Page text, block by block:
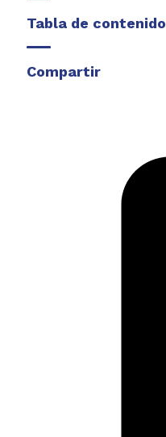
Tabla de contenido
Compartir